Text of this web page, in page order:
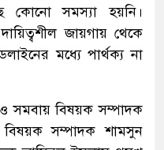
কোনো সমস্যা হয়নি।
জায়গায় থেকে
মধ্যে পার্থক্য না
সমবায় বিষয়ক সম্পাদক
বিষয়ক সম্পাদক শামসুন